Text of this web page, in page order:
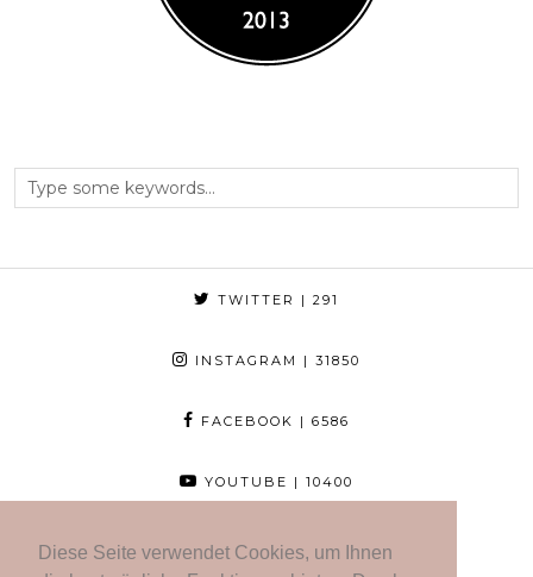
Diese Seite verwendet Cookies, um Ihnen
TWITTER | 291
INSTAGRAM | 31850
FACEBOOK | 6586
YOUTUBE | 10400
BLOGLOVIN | 952